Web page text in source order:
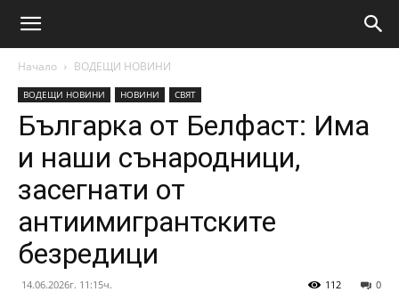
Начало ВОДЕЩИ НОВИНИ
ВОДЕЩИ НОВИНИ НОВИНИ СВЯТ
Българка от Белфаст: Има
и наши сънародници,
засегнати от
антиимигрантските
безредици
14.06.2026г. 11:15ч. 0
112